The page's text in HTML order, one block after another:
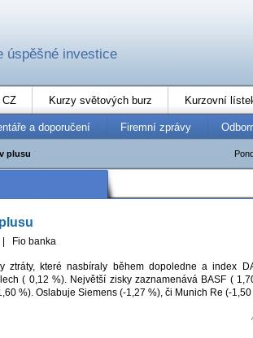
úspěšné investice
CZ Kurzy světových burz Kurzovní
a doporučení Firemní zprávy
plusu
Fio banka
ztráty, které nasbíraly během dopoledne a index
( 0,12 %). Největší zisky zaznamenává BASF (
%). Oslabuje Siemens (-1,27 %), či Munich Re (-1,50